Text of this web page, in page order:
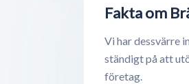
Fakta om
Vi har dessvärre
ständigt på att
företag.